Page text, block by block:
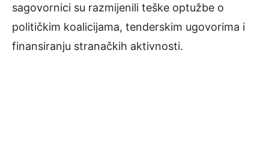
sagovornici su razmijenili teške optužbe o
političkim koalicijama, tenderskim ugovorima i
finansiranju stranačkih aktivnosti.